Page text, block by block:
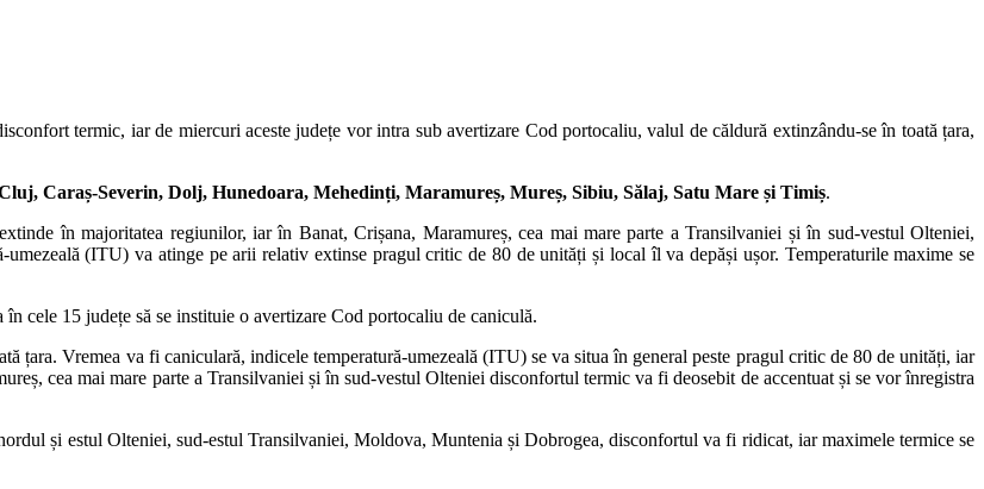
termic, iar de miercuri aceste județe vor intra sub avertizare Cod portocaliu, valul de căldură extinzându-se în toată țara,
Caraș-Severin, Dolj, Hunedoara, Mehedinți, Maramureș, Mureș, Sibiu, Sălaj, Satu Mare și Timiș.
în majoritatea regiunilor, iar în Banat, Crișana, Maramureș, cea mai mare parte a Transilvaniei și în sud-vestul Olteniei,
(ITU) va atinge pe arii relativ extinse pragul critic de 80 de unități și local îl va depăși ușor. Temperaturile maxime se
cele 15 județe să se instituie o avertizare Cod portocaliu de caniculă.
țara. Vremea va fi caniculară, indicele temperatură-umezeală (ITU) se va situa în general peste pragul critic de 80 de unități, iar
cea mai mare parte a Transilvaniei și în sud-vestul Olteniei disconfortul termic va fi deosebit de accentuat și se vor înregistra
și estul Olteniei, sud-estul Transilvaniei, Moldova, Muntenia și Dobrogea, disconfortul va fi ridicat, iar maximele termice se